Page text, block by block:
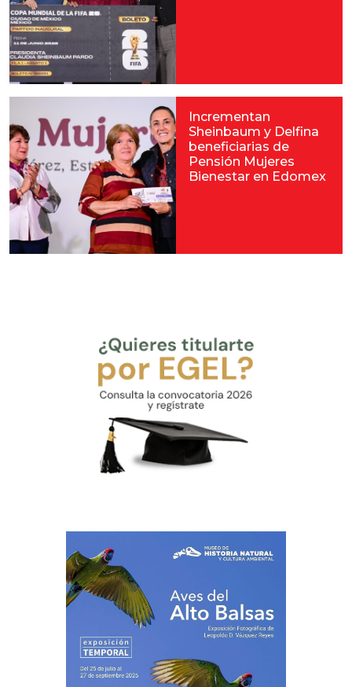
Incrementan
Sheinbaum y Delfina
beneficiarias de
Pensión Mujeres
Bienestar en Edomex